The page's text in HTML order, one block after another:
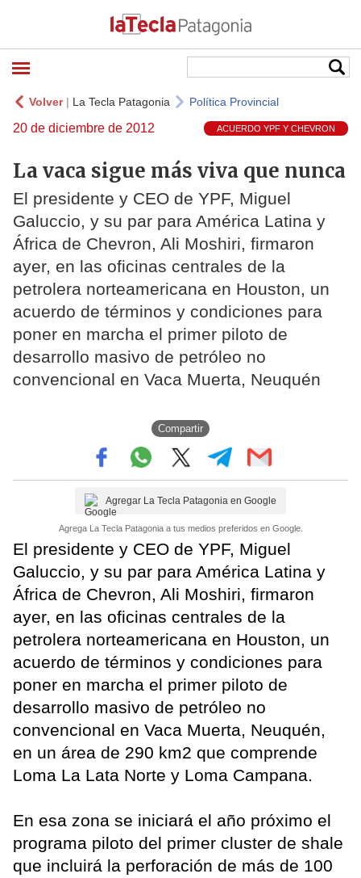
Volver| La Tecla Patagonia Política Provincial
20 de diciembre de 2012 ACUERDO YPF Y CHEVRON
La vaca sigue más viva que nunca
El presidente y CEO de YPF, Miguel
Galuccio, y su par para América Latina y
África de Chevron, Ali Moshiri, firmaron
ayer, en las oficinas centrales de la
petrolera norteamericana en Houston, un
acuerdo de términos y condiciones para
poner en marcha el primer piloto de
desarrollo masivo de petróleo no
convencional en Vaca Muerta, Neuquén
Compartir
Agregar La Tecla Patagonia en Google
Agrega La Tecla Patagonia a tus medios preferidos en Google.
El presidente y CEO de YPF, Miguel
Galuccio, y su par para América Latina y
África de Chevron, Ali Moshiri, firmaron
ayer, en las oficinas centrales de la
petrolera norteamericana en Houston, un
acuerdo de términos y condiciones para
poner en marcha el primer piloto de
desarrollo masivo de petróleo no
convencional en Vaca Muerta, Neuquén,
en un área de 290 km2 que comprende
Loma La Lata Norte y Loma Campana.
En esa zona se iniciará el año próximo el
programa piloto del primer cluster de shale
que incluirá la perforación de más de 100